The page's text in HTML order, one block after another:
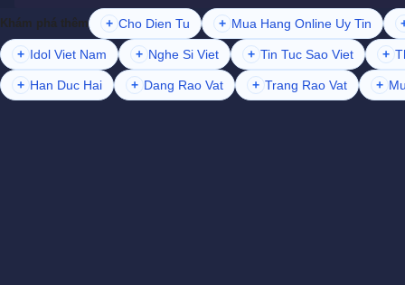
Khám phá thêm + Cho Dien Tu + Mua Hang Online Uy Tin
+ Idol Viet Nam + Nghe Si Viet + Tin Tuc Sao Viet +
+ Han Duc Hai + Dang Rao Vat + Trang Rao Vat +